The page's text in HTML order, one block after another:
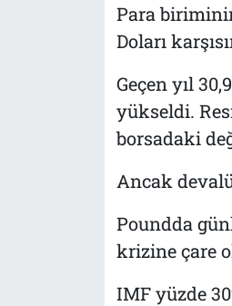
Para
Doları
Geçen yıl
yükseldi.
borsadaki
Ancak
Poundda
krizine çare
IMF yüzde